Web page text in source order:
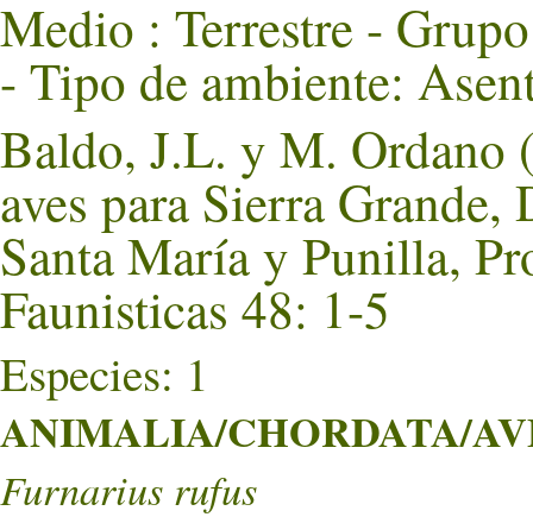
Medio : Terrestre -
- Tipo de ambiente:
Baldo, J.L. y M. Ordano
aves para Sierra
Santa María y Punilla,
Faunisticas 48: 1-5
Especies: 1
ANIMALIA/CHORDATA/
Furnarius rufus